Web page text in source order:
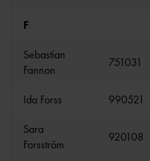
DE
UTMÄRKELSER &
LEDARUTMÄRKELS
ER
F
Sebastian
Fannon
751031
Ida Forss 990521
Sara
Forsström
920108